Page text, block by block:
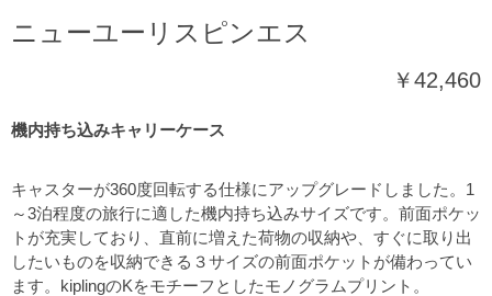
ニューユーリスピンエス
機内持ち込みキャリーケース
￥42,460
キャスターが360度回転する仕様にアップグレードしました。1
～3泊程度の旅行に適した機内持ち込みサイズです。前面ポケッ
トが充実しており、直前に増えた荷物の収納や、すぐに取り出
したいものを収納できる３サイズの前面ポケットが備わってい
ます。kiplingのKをモチーフとしたモノグラムプリント。